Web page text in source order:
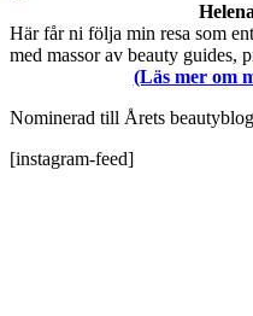
Här får ni följa min resa som
med massor av beauty guides,
(Läs mer om
Nominerad till Årets
[instagram-feed]